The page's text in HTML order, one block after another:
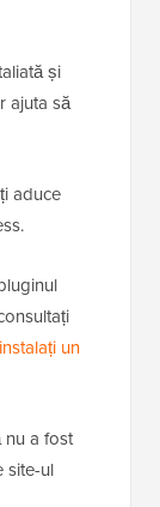
și
ajuta să
aduce
un
nu a fost
site-ul